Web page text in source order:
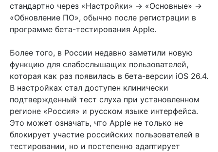
стандартно через «Настройки» → «Основные» →
«Обновление ПО», обычно после регистрации в
программе бета-тестирования Apple.
Более того, в России недавно заметили новую
функцию для слабослышащих пользователей,
которая как раз появилась в бета-версии iOS 26.4.
В настройках стал доступен клинически
подтвержденный тест слуха при установленном
регионе «Россия» и русском языке интерфейса.
Это может означать, что Apple не только не
блокирует участие российских пользователей в
тестировании, но и постепенно адаптирует